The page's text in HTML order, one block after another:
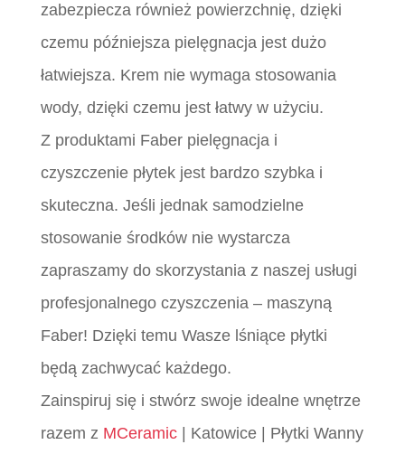
zabezpiecza również powierzchnię, dzięki
czemu późniejsza pielęgnacja jest dużo
łatwiejsza. Krem nie wymaga stosowania
wody, dzięki czemu jest łatwy w użyciu.
Z produktami Faber pielęgnacja i
czyszczenie płytek jest bardzo szybka i
skuteczna. Jeśli jednak samodzielne
stosowanie środków nie wystarcza
zapraszamy do skorzystania z naszej usługi
profesjonalnego czyszczenia – maszyną
Faber! Dzięki temu Wasze lśniące płytki
będą zachwycać każdego.
Zainspiruj się i stwórz swoje idealne wnętrze
razem z MCeramic| Katowice | Płytki Wanny